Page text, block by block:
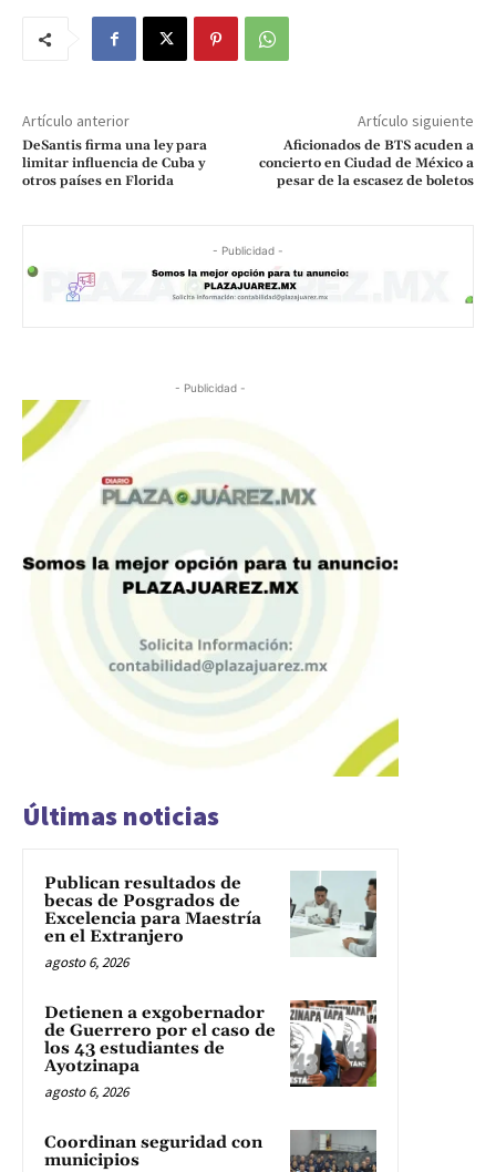
Artículo anterior
DeSantis firma una ley para
limitar influencia de Cuba y
otros países en Florida
Artículo siguiente
Aficionados de BTS acuden a
concierto en Ciudad de México a
pesar de la escasez de boletos
- Publicidad -
- Publicidad -
Últimas noticias
Publican resultados de
becas de Posgrados de
Excelencia para Maestría
en el Extranjero
agosto 6, 2026
Detienen a exgobernador
de Guerrero por el caso de
los 43 estudiantes de
Ayotzinapa
agosto 6, 2026
Coordinan seguridad con
municipios